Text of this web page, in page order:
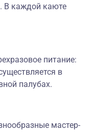
В каждой каюте
питание:
в
палубах.
мастер-